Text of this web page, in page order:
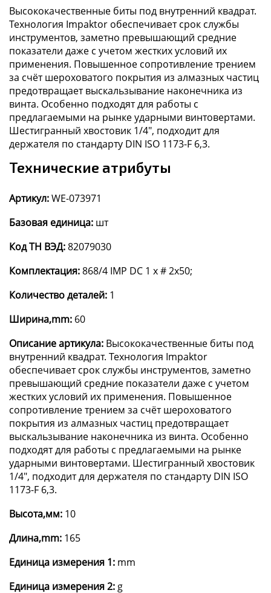
Высококачественные биты под внутренний квадрат.
Технология Impaktor обеспечивает срок службы
инструментов, заметно превышающий средние
показатели даже с учетом жестких условий их
применения. Повышенное сопротивление трением
за счёт шероховатого покрытия из алмазных частиц
предотвращает выскальзывание наконечника из
винта. Особенно подходят для работы с
предлагаемыми на рынке ударными винтовертами.
Шестигранный хвостовик 1/4", подходит для
держателя по стандарту DIN ISO 1173-F 6,3.
Технические атрибуты
Артикул:WE-073971
Базовая единица: шт
Код ТН ВЭД:82079030
Комплектация:868/4 IMP DC 1 x # 2x50;
Количество деталей: 1
Ширина,mm: 60
Описание артикула: Высококачественные биты под
внутренний квадрат. Технология Impaktor
обеспечивает срок службы инструментов, заметно
превышающий средние показатели даже с учетом
жестких условий их применения. Повышенное
сопротивление трением за счёт шероховатого
покрытия из алмазных частиц предотвращает
выскальзывание наконечника из винта. Особенно
подходят для работы с предлагаемыми на рынке
ударными винтовертами. Шестигранный хвостовик
1/4", подходит для держателя по стандарту DIN ISO
1173-F 6,3.
Высота,мм: 10
Длина,mm: 165
Единица измерения 1: mm
Единица измерения 2: g